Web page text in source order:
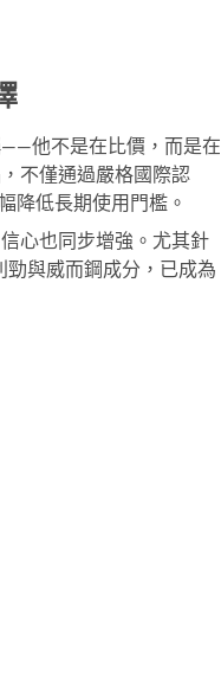
——他不是在比價，而是在
不僅通過嚴格國際認
降低長期使用門檻。
心也同步增強。尤其針
與威而鋼成分，已成為